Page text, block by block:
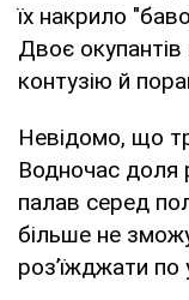
їх накрило
Двоє
контузію й
Невідомо, що
Водночас доля
палав серед
більше не
роз’їжджати по